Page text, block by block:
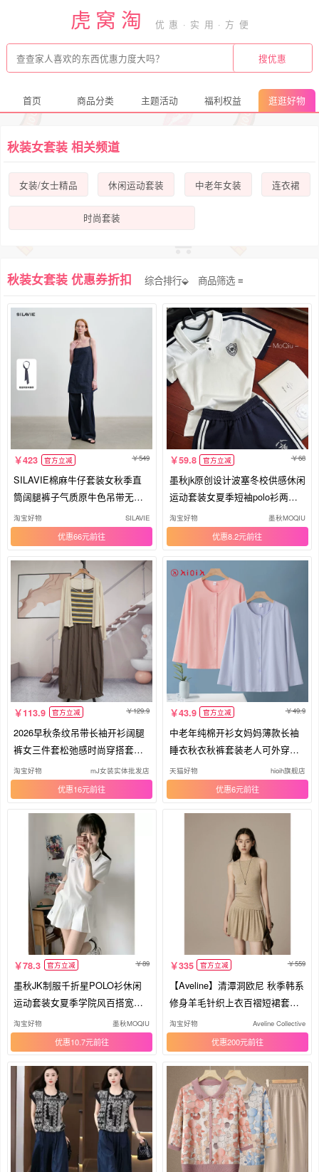
虎窝淘
首页 商品分类 主题活动 福利权益 逛逛好物
秋装女套装 相关频道
女装/女士精品 休闲运动套装 中老年女装 连衣裙
时尚套装
秋装女套装 优惠券折扣 综合排行⬙ 商品筛选
423 官方立减 549
SILAVIE棉麻牛仔套装女秋季直
筒阔腿裤子气质原牛色吊带无袖
上衣
淘宝好物 SILAVIE
优惠66元
59.8 官方立减 68
墨秋jk原创设计波塞冬校供感休闲
运动套装女夏季短袖polo衫两件
套
淘宝好物 墨秋MOQIU
优惠8.2元
113.9 官方立减 129.9
2026早秋条纹吊带长袖开衫阔腿
裤女三件套松弛感时尚穿搭套装7
918
淘宝好物 mJ女装实体批发店
优惠16元
43.9 官方立减 49.9
中老年纯棉开衫女妈妈薄款长袖
睡衣秋衣秋裤套装老人可外穿家
居服
天猫好物 hioih旗舰店
优惠6元
78.3 官方立减 89
墨秋JK制服千折星POLO衫休闲
运动套装女夏季学院风百搭宽松
两件套
淘宝好物 墨秋MOQIU
优惠10.7元
335 官方立减 559
【Aveline】清潭洞欧尼 秋季韩系
修身羊毛针织上衣百褶短裙套装
女
淘宝好物 Aveline Collective
优惠200元